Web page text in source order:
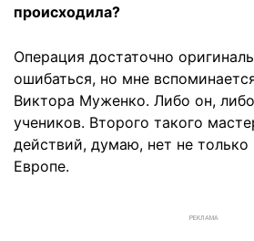
происходила?
Операция достаточно
ошибаться, но мне
Виктора Муженко. Либо он,
учеников. Второго такого
действий, думаю, нет не только
Европе.
РЕКЛАМА